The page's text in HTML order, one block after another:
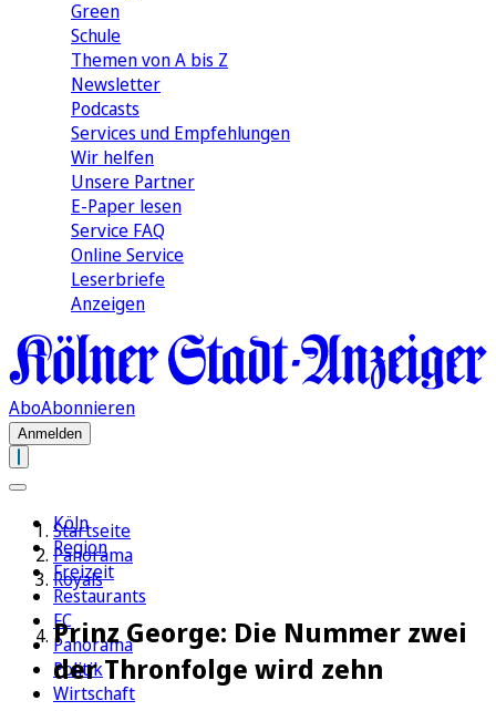
Green
Schule
Themen von A bis Z
Newsletter
Podcasts
Services und Empfehlungen
Wir helfen
Unsere Partner
E-Paper lesen
Service FAQ
Online Service
Leserbriefe
Anzeigen
AboAbonnieren
Anmelden
Köln
Region
Freizeit
Restaurants
FC
Panorama
Politik
Wirtschaft
Startseite
Panorama
Royals
Prinz George: Die Nummer zwei
der Thronfolge wird zehn